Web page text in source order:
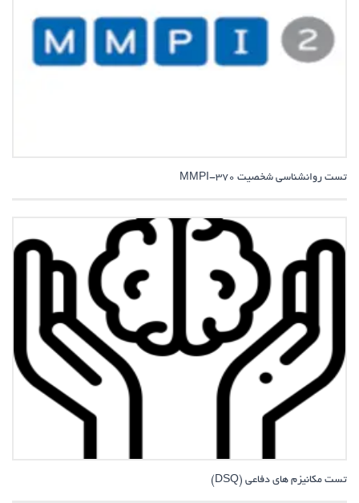
تست روانشناسی شخصیت MMPI-370
تست مکانیزم های دفاعی (DSQ)